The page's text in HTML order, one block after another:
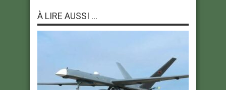
À LIRE AUSSI ...